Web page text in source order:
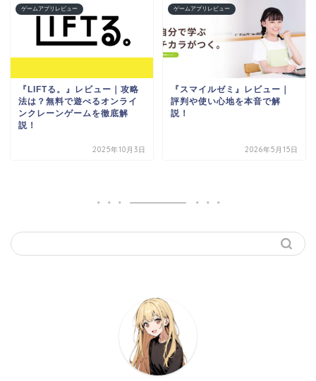
ゲームアプリレビュー
『LIFTる。』レビュー｜攻略
法は？無料で遊べるオンライ
ンクレーンゲームを徹底解
説！
2025年10月3日
ゲームアプリレビュー
『スマイルゼミ』レビュー｜
評判や使い心地を本音で解
説！
2026年5月15日